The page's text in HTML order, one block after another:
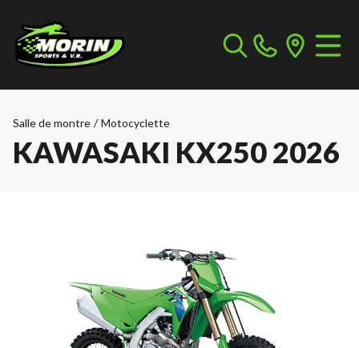
Salle de montre / Motocyclette
KAWASAKI KX250 2026